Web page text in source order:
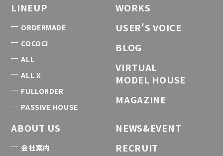
LINEUP
ORDERMADE
COCOCI
ALL
ALL X
FULLORDER
PASSIVE HOUSE
WORKS
USER'S VOICE
BLOG
VIRTUAL
MODEL HOUSE
MAGAZINE
ABOUT US
会社案内
NEWS&EVENT
RECRUIT